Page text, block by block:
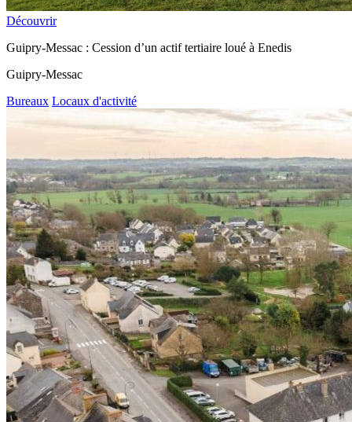
Découvrir
Guipry-Messac : Cession d’un actif tertiaire loué à Enedis
Guipry-Messac
Bureaux Locaux d'activité